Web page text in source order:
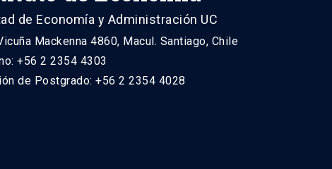
de Economía y Administración UC
Mackenna 4860, Macul. Santiago, Chile
+56 2 2354 4303
de Postgrado: +56 2 2354 4028